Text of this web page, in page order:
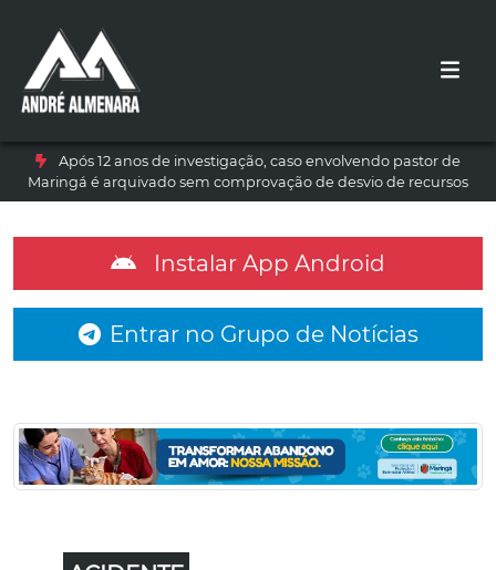
Após 12 anos de investigação, caso envolvendo pastor de
Maringá é arquivado sem comprovação de desvio de recursos
Instalar App Android
Entrar no Grupo de Notícias